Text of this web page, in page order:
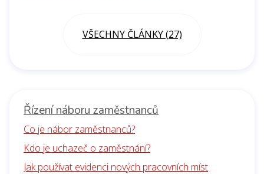
VŠECHNY ČLÁNKY (27)
Řízení náboru zaměstnanců
Co je nábor zaměstnanců?
Kdo je uchazeč o zaměstnání?
Jak používat evidenci nových pracovních míst